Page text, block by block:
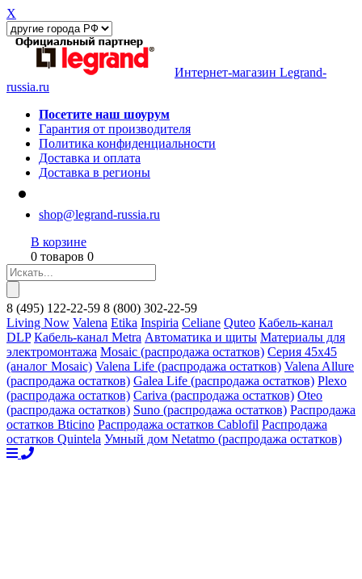
X
Интернет-магазин Legrand-
russia.ru
Посетите наш шоурум
Гарантия от производителя
Политика конфиденциальности
Доставка и оплата
Доставка в регионы
shop@legrand-russia.ru
В корзине
0 товаров 0
8 (495) 122-22-59 8 (800) 302-22-59
Living Now Valena Etika Inspiria Celiane Quteo Кабель-канал
DLP Кабель-канал Metra Автоматика и щиты Материалы для
электромонтажа Mosaic (распродажа остатков) Серия 45х45
(аналог Mosaic) Valena Life (распродажа остатков) Valena Allure
(распродажа остатков) Galea Life (распродажа остатков) Plexo
(распродажа остатков) Cariva (распродажа остатков) Oteo
(распродажа остатков) Suno (распродажа остатков) Распродажа
остатков Bticino Распродажа остатков Cablofil Распродажа
остатков Quintela Умный дом Netatmo (распродажа остатков)